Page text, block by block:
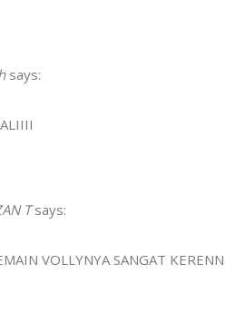
says:
T says:
VOLLYNYA SANGAT